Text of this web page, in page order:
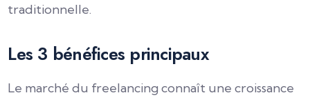
traditionnelle.
Les 3 bénéfices principaux
Le marché du freelancing connaît une croissance